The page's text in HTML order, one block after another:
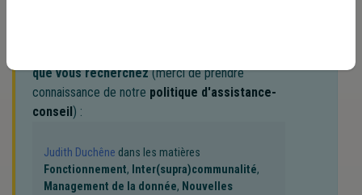
que vous recherchez(merci de prendre
connaissance de notre politique d'assistance-
conseil) :
Judith Duchêne dans les matières
Fonctionnement, Inter(supra)communalité,
Management de la donnée, Nouvelles